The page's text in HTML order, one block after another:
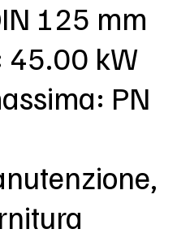
125 mm
45.00 kW
PN